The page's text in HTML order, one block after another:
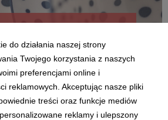
do działania naszej strony
Twojego korzystania z naszych
preferencjami online i
reklamowych. Akceptując nasze pliki
treści oraz funkcje mediów
reklamy i ulepszony